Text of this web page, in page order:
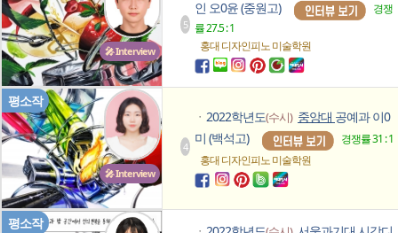
🎤 Interview
5
인 오0윤 (중원고)
경쟁
률 27.5 : 1
홍대 디자인피노미술학원
🎤 Interview
평소작
4
ㆍ 2022학년도(수시) 중앙대 공예과 이0
미 (백석고)
경쟁률 31 : 1
홍대 디자인피노미술학원
평소작